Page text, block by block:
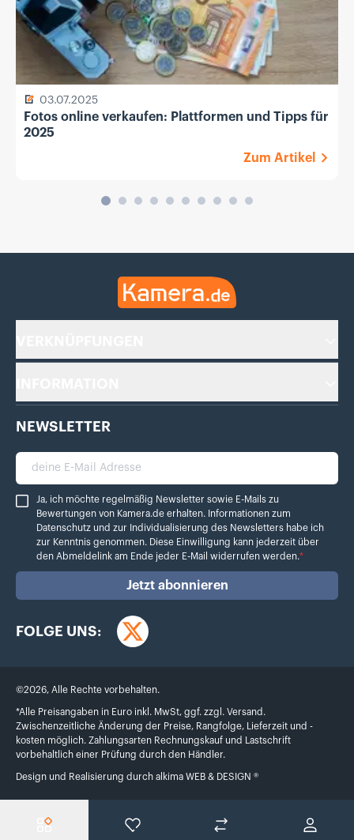
Konto
Produktvergleich
Wunschliste
Menü
03.07.2025
Fotos online verkaufen: Plattformen und Tipps für
2025
Zum Artikel
Kamera.de
NEWSLETTER
deine E-Mail Adresse
Ja, ich möchte regelmäßig Newsletter sowie E-Mails zu Bewertungen von
Ja, ich möchte regelmäßig Newsletter sowie E-Mails zu
Bewertungen von Kamera.de erhalten. Informationen zum
Datenschutz und zur Individualisierung des Newsletters habe ich
zur Kenntnis genommen. Diese Einwilligung kann jederzeit über
den Abmeldelink am Ende jeder E-Mail widerrufen werden.*
Jetzt abonnieren
FOLGE UNS:
Twitter
©2026, Alle Rechte vorbehalten.
*Alle Preisangaben in Euro inkl. MwSt, ggf. zzgl. Versand.
Zwischenzeitliche Änderung der Preise, Rangfolge, Lieferzeit und -
kosten möglich. Zahlungsarten Rechnungskauf und Lastschrift
vorbehaltlich einer Prüfung durch den Händler.
Design und Realisierung durch alkima WEB & DESIGN ®